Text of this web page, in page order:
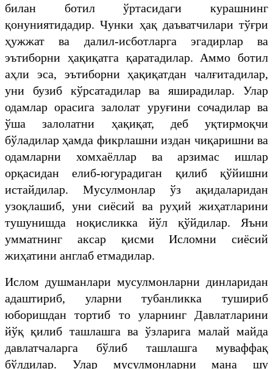
билан ботил ўртасидаги курашнинг
қонуниятидадир. Чунки ҳақ даъватчилари тўғри
ҳужжат ва далил-исботларга эгадирлар ва
эътиборни ҳақиқатга қаратадилар. Аммо ботил
аҳли эса, эътиборни ҳақиқатдан чалғитадилар,
уни бузиб кўрсатадилар ва яширадилар. Улар
одамлар орасига залолат уруғини сочадилар ва
ўша залолатни ҳақиқат, деб уқтирмоқчи
бўладилар ҳамда фикрлашни издан чиқаришни ва
одамларни хомхаёллар ва арзимас ишлар
орқасидан елиб-югурадиган қилиб қўйишни
истайдилар. Мусулмонлар ўз ақидаларидан
узоқлашиб, уни сиёсий ва руҳий жиҳатларини
тушунишда ноқисликка йўл қўйдилар. Яъни
умматнинг аксар қисми Исломни сиёсий
жиҳатини англаб етмадилар.
Ислом душманлари мусулмонларни динларидан
адаштириб, уларни тубанликка тушириб
юборишдан тортиб то уларнинг Давлатларини
йўқ қилиб ташлашга ва ўзларига малай майда
давлатчаларга бўлиб ташлашга муваффақ
бўлдилар. Улар мусулмонларни мана шу